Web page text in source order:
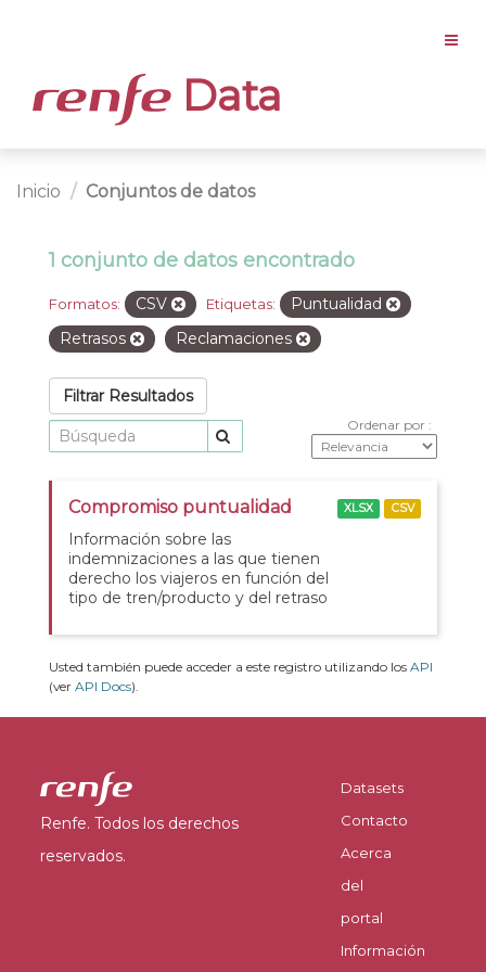
Data
Inicio Conjuntos de datos
1 conjunto de datos encontrado
Formatos: CSV Etiquetas:
Puntualidad
Retrasos
Reclamaciones
Filtrar Resultados
Ordenar por
Compromiso puntualidad
Información sobre las
indemnizaciones a las que tienen
derecho los viajeros en función del
tipo de tren/producto y del retraso
XLSX CSV
Usted también puede acceder a este registro utilizando los API
(ver API Docs).
Renfe. Todos los derechos
reservados.
Datasets
Contacto
Acerca
del
portal
Información